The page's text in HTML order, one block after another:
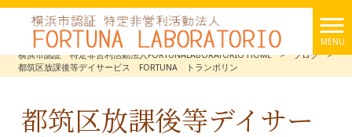
MENU
横浜市認証 特定非営利活動法人FORTUNALABORATORIO HOME
> ブログ
>
都筑区放課後等デイサービス FORTUNA トランポリン
都筑区放課後等デイサー